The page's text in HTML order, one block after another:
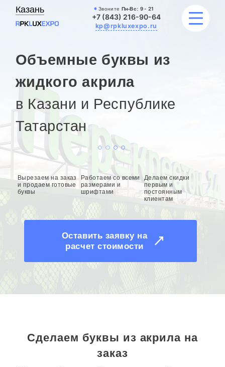
Казань Звоните Пн-Вс: 9 - 21
+7 (843) 216-90-64
kp@rpkluxexpo.ru
УСЛУГИ
НАШИ РАБОТЫ
АКЦИИ
БЛОГ
О КОМПАНИИ
Объемные буквы из
жидкого акрила
в Казани и Республике
Татарстан
Вырезаем на заказ
и продаем готовые
буквы
Работаем со всеми
размерами и
шрифтами
Делаем скидки
первым и
постоянным
клиентам
Оставить заявку на
расчет стоимости
Сделаем буквы из акрила на
заказ